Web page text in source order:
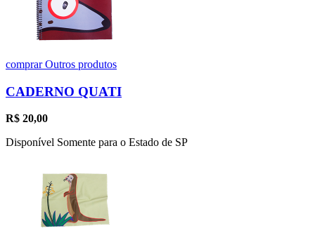
comprarOutros produtos
CADERNO QUATI
R$ 20,00
Disponível Somente para o Estado de SP